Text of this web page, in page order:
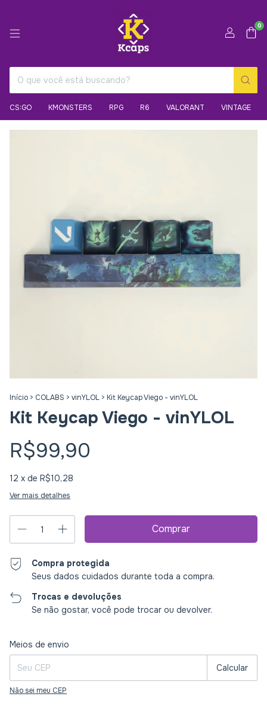
0
CS:GO KMONSTERS RPG R6 VALORANT VINTAGE
Início > COLABS > vinYLOL > Kit Keycap Viego - vinYLOL
Kit Keycap Viego - vinYLOL
R$99,90
12 x de R$10,28
Ver mais detalhes
Compra protegida
Seus dados cuidados durante toda a compra.
Trocas e devoluções
Se não gostar, você pode trocar ou devolver.
Entregas para o CEP:
Meios de envio
Calcular
Não sei meu CEP